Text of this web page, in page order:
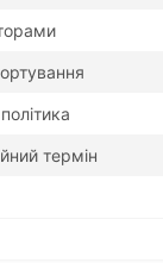
термін